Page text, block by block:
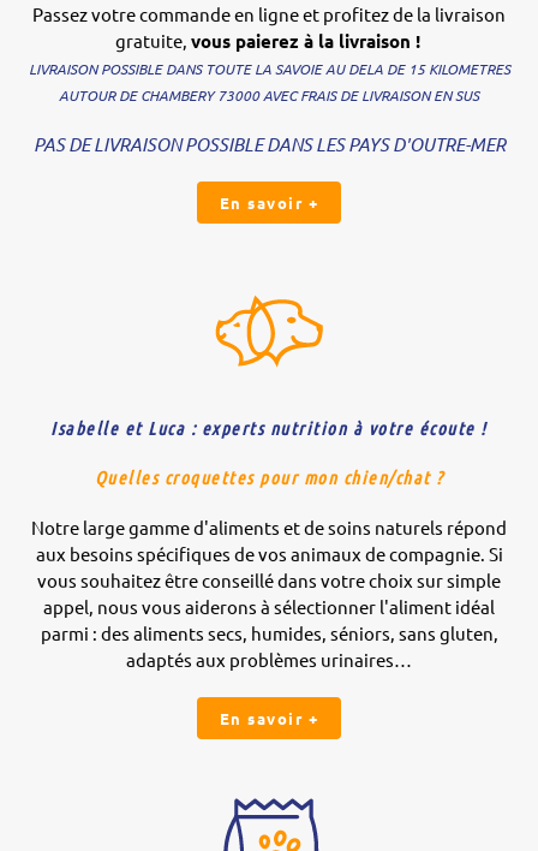
Passez votre commande en ligne et profitez de la livraison
gratuite, vous paierez à la livraison !
LIVRAISON POSSIBLE DANS TOUTE LA SAVOIE AU DELA DE 15 KILOMETRES
AUTOUR DE CHAMBERY 73000 AVEC FRAIS DE LIVRAISON EN SUS
PAS DE LIVRAISON POSSIBLE DANS LES PAYS D'OUTRE-MER
En savoir +
Isabelle et Luca : experts nutrition à votre écoute !
Quelles croquettes pour mon chien/chat ?
Notre large gamme d'aliments et de soins naturels répond
aux besoins spécifiques de vos animaux de compagnie. Si
vous souhaitez être conseillé dans votre choix sur simple
appel, nous vous aiderons à sélectionner l'aliment idéal
parmi : des aliments secs, humides, séniors, sans gluten,
adaptés aux problèmes urinaires…
En savoir +